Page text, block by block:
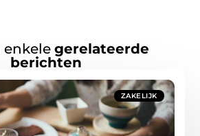
enkele gerelateerde
berichten
ZAKELIJK